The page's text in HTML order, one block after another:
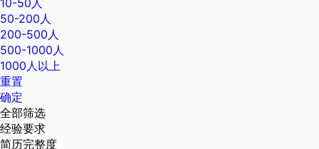
10-50人
50-200人
200-500人
500-1000人
1000人以上
重置
确定
全部筛选
经验要求
简历完整度